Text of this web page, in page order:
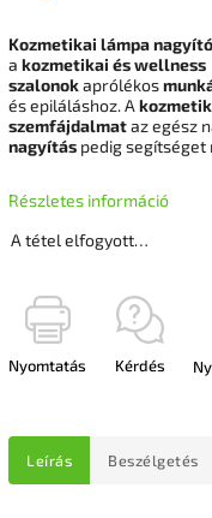
A tétel elfogyott…
Kozmetikai lámpa
a kozmetikai és wellness
szalonokaprólékos
és epiláláshoz. A
szemfájdalmataz egész
nagyítás pedig segítséget
Részletes információ
Nyomtatás Kérdés
Leírás Beszélgetés